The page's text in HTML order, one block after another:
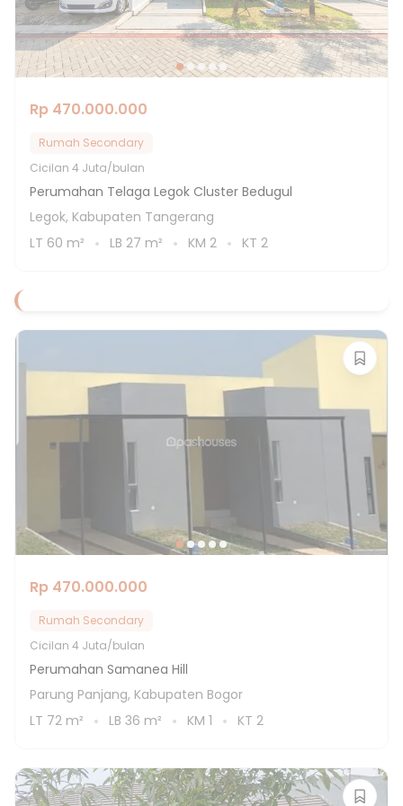
Rp 470.000.000
Rumah Secondary
Cicilan 4 Juta/bulan
Perumahan Telaga Legok Cluster Bedugul
Legok, Kabupaten Tangerang
LT 60 m² LB 27 m² KM 2 KT 2
Rp 470.000.000
Rumah Secondary
Cicilan 4 Juta/bulan
Perumahan Samanea Hill
Parung Panjang, Kabupaten Bogor
LT 72 m² LB 36 m² KM 1 KT 2